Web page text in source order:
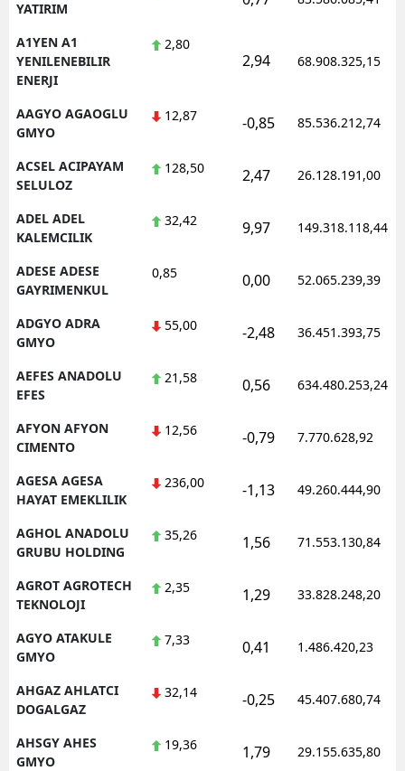
Elazığ
Erzurum
Eskişehir
Gümüşhane
Isparta
Mersin
Kars
Kırklareli
YATIRIM
A1YEN A1
YENILENEBILIR
ENERJI
2,80
2,94 68.908.325,15
AAGYO AGAOGLU
GMYO
12,87 -0,85 85.536.212,74
ACSEL ACIPAYAM
SELULOZ
128,50 2,47 26.128.191,00
ADEL ADEL
KALEMCILIK
32,42 9,97 149.318.118,44
ADESE ADESE
GAYRIMENKUL
0,85 0,00 52.065.239,39
ADGYO ADRA
GMYO
55,00 -2,48 36.451.393,75
AEFES ANADOLU
EFES
21,58 0,56 634.480.253,24
AFYON AFYON
CIMENTO
12,56 -0,79 7.770.628,92
AGESA AGESA
HAYAT EMEKLILIK
236,00 -1,13 49.260.444,90
AGHOL ANADOLU
GRUBU HOLDING
35,26 1,56 71.553.130,84
AGROT AGROTECH
TEKNOLOJI
2,35 1,29 33.828.248,20
AGYO ATAKULE
GMYO
7,33 0,41 1.486.420,23
AHGAZ AHLATCI
DOGALGAZ
32,14 -0,25 45.407.680,74
AHSGY AHES
GMYO
19,36 1,79 29.155.635,80